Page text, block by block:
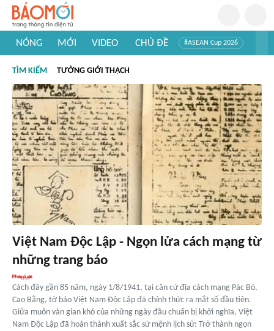
NÓNG MỚI VIDEO CHỦ ĐỀ #ASEAN Cup 2026
#Khám phá thế giới
TÌM KIẾM TƯỞNG GIỚI THẠCH
Việt Nam Độc Lập - Ngọn lửa cách mạng từ
những trang báo
Cách đây gần 85 năm, ngày 1/8/1941, tại căn cứ địa cách mạng Pác Bó,
Cao Bằng, tờ báo Việt Nam Độc Lập đã chính thức ra mắt số đầu tiên.
Giữa muôn vàn gian khó của những ngày đầu chuẩn bị khởi nghĩa, Việt
Nam Độc Lập đã hoàn thành xuất sắc sứ mệnh lịch sử: Trở thành ngọn